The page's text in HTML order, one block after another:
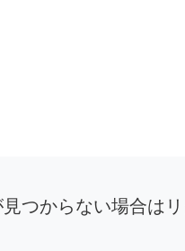
つからない場合は